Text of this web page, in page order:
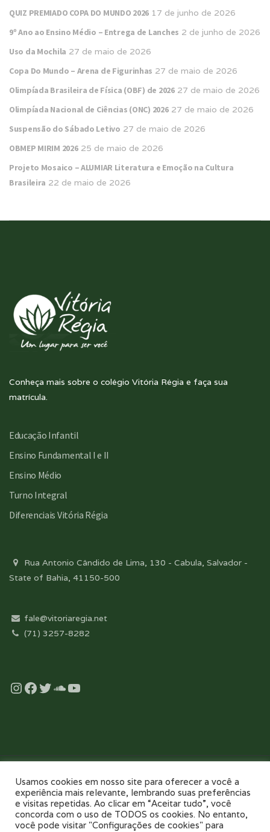
QUIZ PREMIADO COPA DO MUNDO 2026 17 de junho de 2026
9º Ano ao Ensino Médio – Entrega de Lanches 2 de junho de 2026
Uso da Mochila 27 de maio de 2026
Copa Do Mundo – Arena de Figurinhas 27 de maio de 2026
Olimpíada Brasileira de Física (OBF) de 2026 27 de maio de 2026
Olimpíada Nacional de Ciências (ONC) 2026 27 de maio de 2026
Suspensão do Sábado Letivo 27 de maio de 2026
OBMEP MIRIM 2026 25 de maio de 2026
Projeto Mosaico – ALUMIAR Literatura e Emoção na Cultura
Brasileira 22 de maio de 2026
Conheça mais sobre o colégio Vitória Régia e faça sua
matrícula.
Educação Infantil
Ensino Fundamental I e II
Ensino Médio
Turno Integral
Diferenciais Vitória Régia
Rua Antonio Cândido de Lima, 130 - Cabula, Salvador -
State of Bahia, 41150-500
fale@vitoriaregia.net
(71) 3257-8282
Instagram
Facebook
Twitter
Soundcloud
YouTube
Desenvolvido com essência pela:
Usamos cookies em nosso site para oferecer a você a
experiência mais relevante, lembrando suas preferências
e visitas repetidas. Ao clicar em “Aceitar tudo”, você
concorda com o uso de TODOS os cookies. No entanto,
você pode visitar "Configurações de cookies" para